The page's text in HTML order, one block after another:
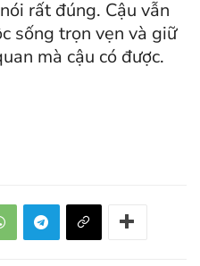
rất đúng. Cậu vẫn
sống trọn vẹn và giữ
mà cậu có được.